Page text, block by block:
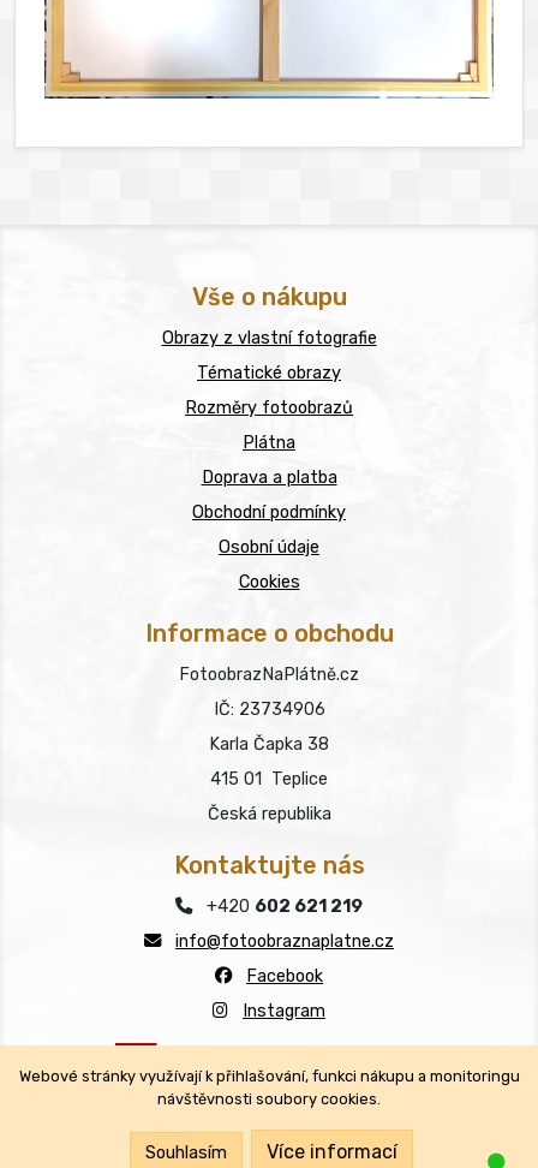
Kontaktujte nás
+420 602 621 219
info@fotoobraznaplatne.cz
Facebook
Instagram
Všechna práva vyhrazena.
Vše o nákupu
Obrazy z vlastní fotografie
Tématické obrazy
Rozměry fotoobrazů
Plátna
Doprava a platba
Obchodní podmínky
Osobní údaje
Cookies
Informace o obchodu
FotoobrazNaPlátně.cz
IČ: 23734906
Karla Čapka 38
415 01 Teplice
Česká republika
Webové stránky využívají k přihlašování, funkci nákupu a monitoringu
návštěvnosti soubory cookies.
Souhlasím Více informací